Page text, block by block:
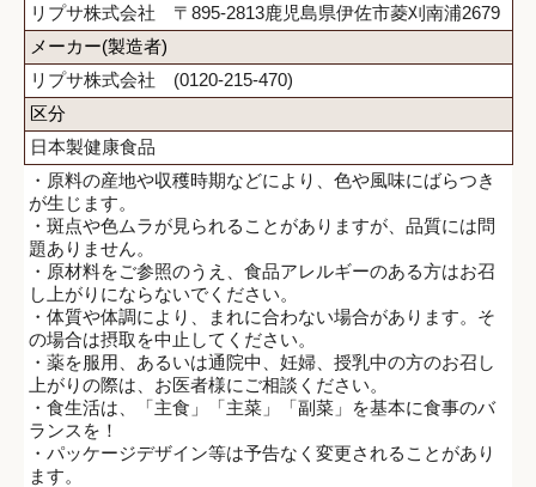
リプサ株式会社 〒895-2813鹿児島県伊佐市菱刈南浦2679
メーカー(製造者)
リプサ株式会社 (0120-215-470)
区分
日本製健康食品
・原料の産地や収穫時期などにより、色や風味にばらつき
が生じます。
・斑点や色ムラが見られることがありますが、品質には問
題ありません。
・原材料をご参照のうえ、食品アレルギーのある方はお召
し上がりにならないでください。
・体質や体調により、まれに合わない場合があります。そ
の場合は摂取を中止してください。
・薬を服用、あるいは通院中、妊婦、授乳中の方のお召し
上がりの際は、お医者様にご相談ください。
・食生活は、「主食」「主菜」「副菜」を基本に食事のバ
ランスを！
・パッケージデザイン等は予告なく変更されることがあり
ます。